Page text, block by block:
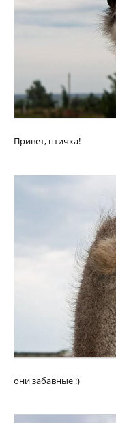
Привет, птичка!
они забавные :)